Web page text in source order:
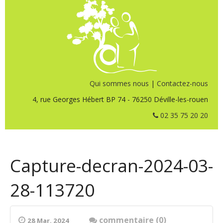
Qui sommes nous | Contactez-nous
4, rue Georges Hébert BP 74 - 76250 Déville-les-rouen
02 35 75 20 20
Capture-decran-2024-03-
28-113720
28 Mar. 2024
commentaire (0)